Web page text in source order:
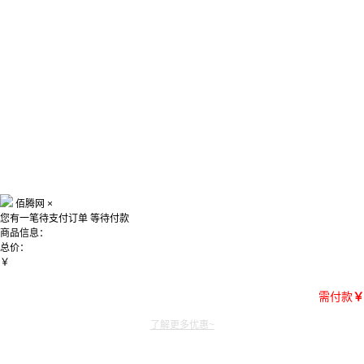
佰腾网 ×
您有一笔待支付订单 等待付款
商品信息：
总价：
￥
需付款￥
了解更多优惠~